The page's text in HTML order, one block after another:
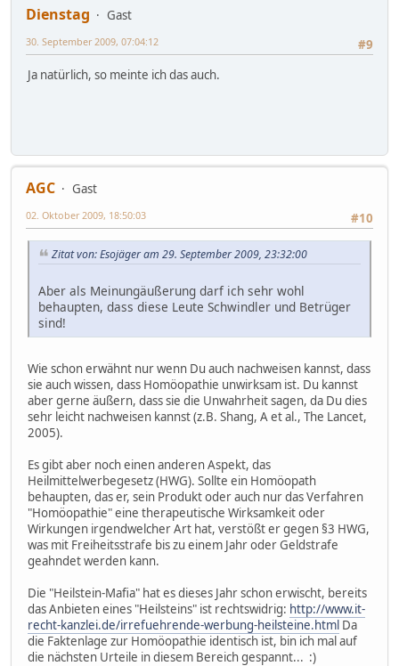
Dienstag
Gast
#9
30. September 2009, 07:04:12
Ja natürlich, so meinte ich das auch.
AGC
Gast
#10
02. Oktober 2009, 18:50:03
Zitat von: Esojäger am 29. September 2009, 23:32:00
Aber als Meinungäußerung darf ich sehr wohl
behaupten, dass diese Leute Schwindler und Betrüger
sind!
Wie schon erwähnt nur wenn Du auch nachweisen kannst, dass
sie auch wissen, dass Homöopathie unwirksam ist. Du kannst
aber gerne äußern, dass sie die Unwahrheit sagen, da Du dies
sehr leicht nachweisen kannst (z.B. Shang, A et al., The Lancet,
2005).
Es gibt aber noch einen anderen Aspekt, das
Heilmittelwerbegesetz (HWG). Sollte ein Homöopath
behaupten, das er, sein Produkt oder auch nur das Verfahren
"Homöopathie" eine therapeutische Wirksamkeit oder
Wirkungen irgendwelcher Art hat, verstößt er gegen §3 HWG,
was mit Freiheitsstrafe bis zu einem Jahr oder Geldstrafe
geahndet werden kann.
Die "Heilstein-Mafia" hat es dieses Jahr schon erwischt, bereits
das Anbieten eines "Heilsteins" ist rechtswidrig: http://www.it-
recht-kanzlei.de/irrefuehrende-werbung-heilsteine.html Da
die Faktenlage zur Homöopathie identisch ist, bin ich mal auf
die nächsten Urteile in diesem Bereich gespannt... :)